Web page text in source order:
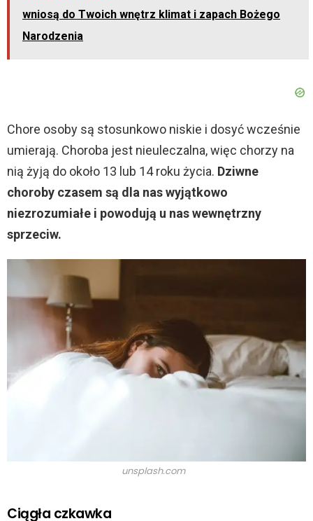
wniosą do Twoich wnętrz klimat i zapach Bożego
Narodzenia
Chore osoby są stosunkowo niskie i dosyć wcześnie
umierają. Choroba jest nieuleczalna, więc chorzy na
nią żyją do około 13 lub 14 roku życia. Dziwne
choroby czasem są dla nas wyjątkowo
niezrozumiałe i powodują u nas wewnętrzny
sprzeciw.
unsplash.com
Ciągła czkawka